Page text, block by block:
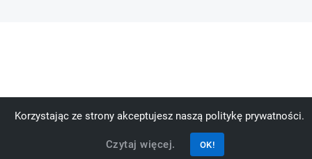
Korzystając ze strony akceptujesz naszą politykę prywatności.
Czytaj więcej. OK!